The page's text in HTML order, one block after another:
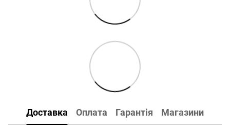
Доставка Оплата Гарантія Магазини